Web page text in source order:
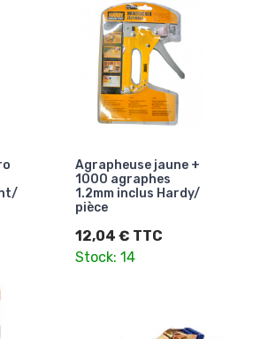
Agrapheuse jaune +
1000 agraphes
1.2mm inclus Hardy/
pièce
12,04 € TTC
Stock: 14